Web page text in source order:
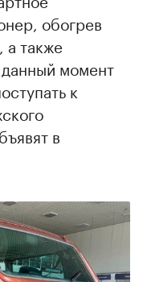
обогрев
а также
момент
к
в